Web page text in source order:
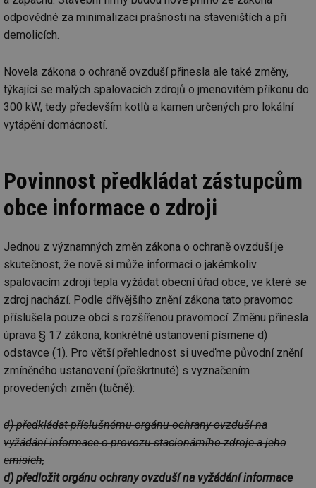
odpovědné za minimalizaci prašnosti na staveništích a při
demolicích.
Novela zákona o ochraně ovzduší přinesla ale také změny,
týkající se malých spalovacích zdrojů o jmenovitém příkonu do
300 kW, tedy především kotlů a kamen určených pro lokální
vytápění domácností.
Povinnost předkládat zástupcům
obce informace o zdroji
Jednou z významných změn zákona o ochraně ovzduší je
skutečnost, že nově si může informaci o jakémkoliv
spalovacím zdroji tepla vyžádat obecní úřad obce, ve které se
zdroj nachází. Podle dřívějšího znění zákona tato pravomoc
příslušela pouze obci s rozšířenou pravomocí. Změnu přinesla
úprava § 17 zákona, konkrétně ustanovení písmene d)
odstavce (1). Pro větší přehlednost si uveďme původní znění
zmíněného ustanovení (přeškrtnuté) s vyznačením
provedených změn (tučně):
d) předkládat příslušnému orgánu ochrany ovzduší na
vyžádání informace o provozu stacionárního zdroje a jeho
emisích,
d) předložit orgánu ochrany ovzduší na vyžádání informace